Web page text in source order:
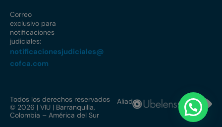
Correo
exclusivo para
notificaciones
judiciales:
notificacionesjudiciales@
cofca.com
Todos los derechos reservados
© 2026 | VIU | Barranquilla,
Colombia – América del Sur
Aliados